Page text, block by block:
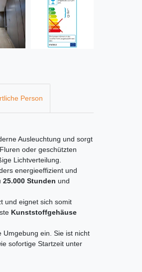
Person
Ausleuchtung und sorgt
oder geschützten
Lichtverteilung.
energieeffizient und
Stunden und
und eignet sich somit
Kunststoffgehäuse
ein. Sie ist nicht
sofortige Startzeit unter